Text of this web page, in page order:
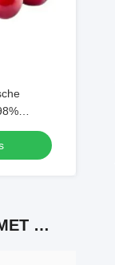
NEEM CONTACT MET ONS OP